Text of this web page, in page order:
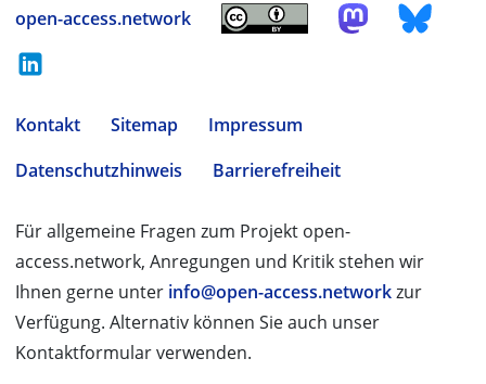
open-access.network
Kontakt Sitemap
Impressum
Datenschutzhinweis
Barrierefreiheit
Für allgemeine Fragen zum Projekt open-
access.network, Anregungen und Kritik stehen wir
Ihnen gerne unter info@open-access.networkzur
Verfügung. Alternativ können Sie auch unser
Kontaktformular verwenden.